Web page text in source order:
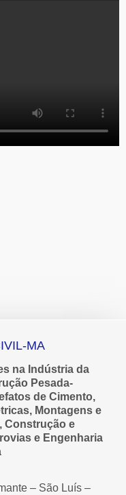
MA
na Indústria da
Pesada-
de Cimento,
Montagens e
Construção e
e Engenharia
– São Luís –